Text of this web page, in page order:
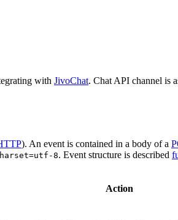
with JivoChat. Chat API channel is
). An event is contained in a body of a
8. Event structure is described
Action